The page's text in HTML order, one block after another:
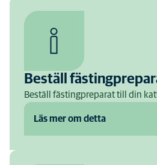
Beställ
Beställ fästingpreparat till din
Läs mer om detta